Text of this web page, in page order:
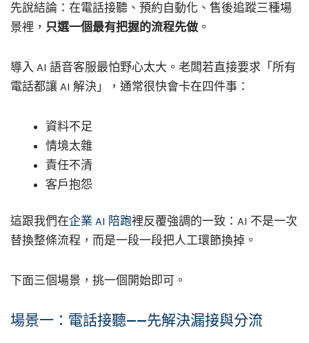
先說結論：在電話接聽、預約自動化、售後追蹤三種場
景裡， 只選一個最有把握的流程先做 。
導入 AI 語音客服最怕野心太大。老闆若直接要求「所有
電話都讓 AI 解決」，通常很快會卡在四件事：
資料不足
情境太雜
責任不清
客戶抱怨
這跟我們在企業 AI 陪跑裡反覆強調的一致：AI 不是一次
替換整條流程，而是一段一段把人工環節換掉。
下面三個場景，挑一個開始即可。
場景一：電話接聽——先解決漏接與分流